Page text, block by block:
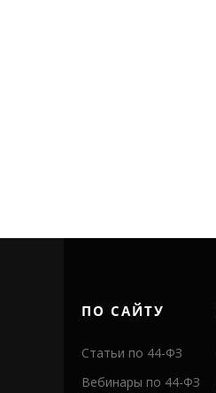
ПО САЙТУ
Статьи по 44-ФЗ
Вебинары по 44-ФЗ